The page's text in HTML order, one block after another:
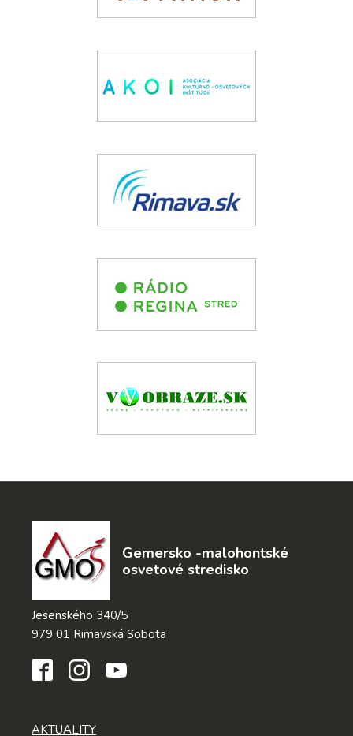
Gemersko -malohontské
osvetové stredisko
Jesenského 340/5
979 01 Rimavská Sobota
AKTUALITY